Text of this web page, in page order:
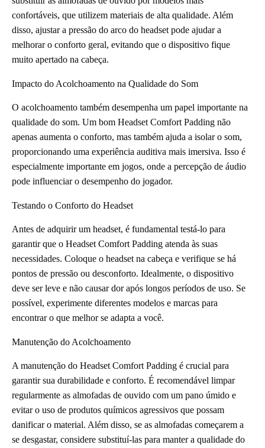
confortáveis, que utilizem materiais de alta qualidade. Além
disso, ajustar a pressão do arco do headset pode ajudar a
melhorar o conforto geral, evitando que o dispositivo fique
muito apertado na cabeça.
Impacto do Acolchoamento na Qualidade do Som
O acolchoamento também desempenha um papel importante na
qualidade do som. Um bom Headset Comfort Padding não
apenas aumenta o conforto, mas também ajuda a isolar o som,
proporcionando uma experiência auditiva mais imersiva. Isso é
especialmente importante em jogos, onde a percepção de áudio
pode influenciar o desempenho do jogador.
Testando o Conforto do Headset
Antes de adquirir um headset, é fundamental testá-lo para
garantir que o Headset Comfort Padding atenda às suas
necessidades. Coloque o headset na cabeça e verifique se há
pontos de pressão ou desconforto. Idealmente, o dispositivo
deve ser leve e não causar dor após longos períodos de uso. Se
possível, experimente diferentes modelos e marcas para
encontrar o que melhor se adapta a você.
Manutenção do Acolchoamento
A manutenção do Headset Comfort Padding é crucial para
garantir sua durabilidade e conforto. É recomendável limpar
regularmente as almofadas de ouvido com um pano úmido e
evitar o uso de produtos químicos agressivos que possam
danificar o material. Além disso, se as almofadas começarem a
se desgastar, considere substituí-las para manter a qualidade do